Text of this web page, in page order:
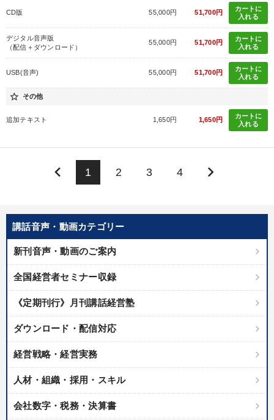
講話音声・動画カテゴリー
新刊音声・動画のご案内
全国経営者セミナー収録
《定期刊行》月刊講話経営塾
ダウンロード・配信対応
経営戦略・経営実務
人材・組織・採用・スキル
会社数字・税務・決算書
CD版 55,000円 51,700円
カートに
入れる
デジタル音声版
（配信＋ダウンロード）
55,000円 51,700円
カートに
入れる
USB(音声) 55,000円 51,700円
カートに
入れる
star_border その他
追加テキスト 1,650円 1,650円
カートに
入れる
keyboard_arrow_left 1 2 3 4 keyboard_arrow_right